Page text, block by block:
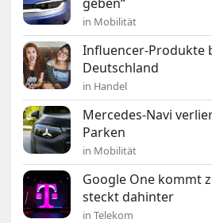
in Mobilität
Influencer-Produkte
Deutschland
in Handel
Mercedes-Navi
Parken
in Mobilität
Google One kommt
steckt dahinter
in Telekom